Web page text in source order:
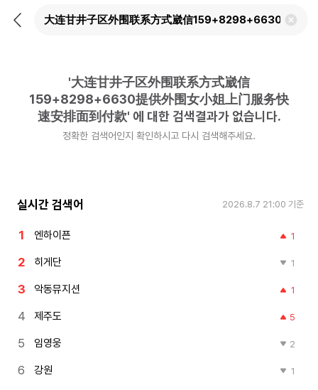
뒤
검
'大连甘井子区外围联系方式崴信
159+8298+6630提供外围女小姐上门服务快
速安排面到付款' 에 대한 검색결과가 없습니다.
정확한 검색어인지 확인하시고 다시 검색해주세요.
실시간 검색어 2026.8.7 21:00 기준
엔하이픈 1
히게단 1
악동뮤지션 1
제주도 5
임영웅 2
강원 1